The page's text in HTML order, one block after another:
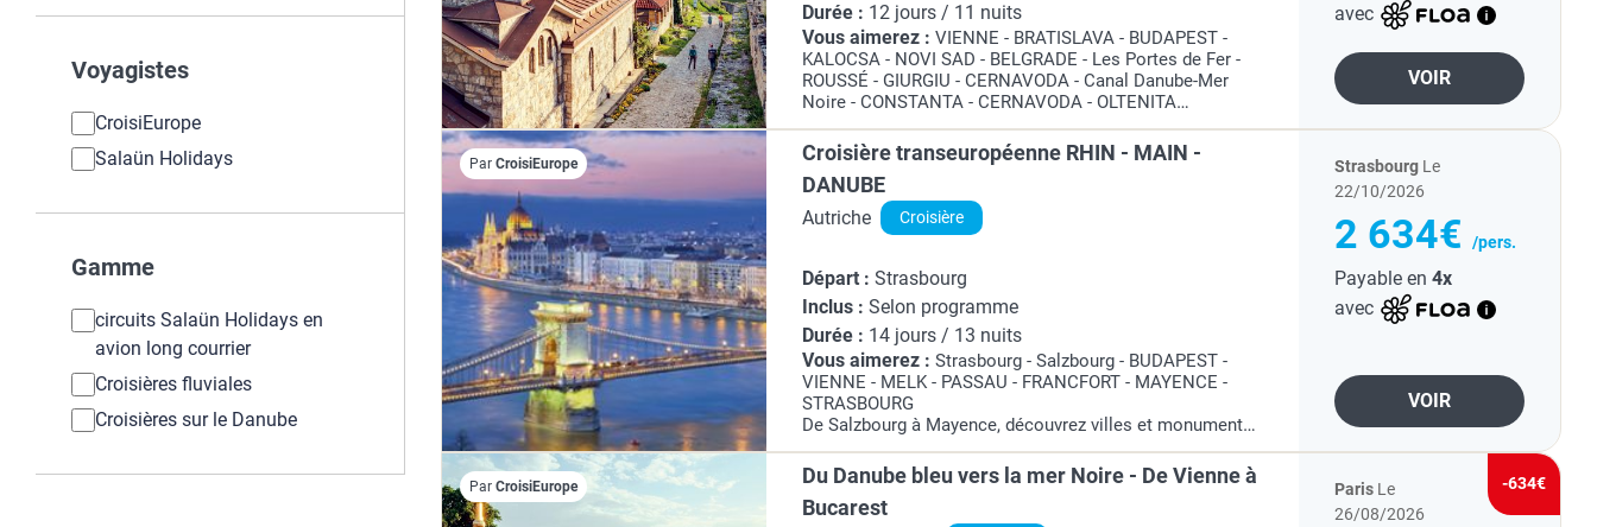
Voyagistes
CroisiEurope
Salaün Holidays
Gamme
circuits Salaün Holidays en
avion long courrier
Croisières fluviales
Croisières sur le Danube
Durée : 12 jours / 11 nuits
Vous aimerez : VIENNE - BRATISLAVA - BUDAPEST -
KALOCSA - NOVI SAD - BELGRADE - Les Portes de Fer -
ROUSSÉ - GIURGIU - CERNAVODA - Canal Danube-Mer
Noire - CONSTANTA - CERNAVODA - OLTENITA
Admirez le spectacle inouï que vous offre le majestueux
fleuve bleu, traversant 8 pays et arrosant 4...
avec
VOIR
Par CroisiEurope
Croisière transeuropéenne RHIN - MAIN -
DANUBE
Autriche Croisière
Départ : Strasbourg
Inclus : Selon programme
Durée : 14 jours / 13 nuits
Vous aimerez : Strasbourg - Salzbourg - BUDAPEST -
VIENNE - MELK - PASSAU - FRANCFORT - MAYENCE -
STRASBOURG
De Salzbourg à Mayence, découvrez villes et monuments
historiques le temps d'une croisière magique sur le Rhin.
La ville de Salzbourg séduit par son charme romantique,
entre ruelles...
Strasbourg Le
22/10/2026
2 634€ /pers.
Payable en 4x
avec
VOIR
Par CroisiEurope
Du Danube bleu vers la mer Noire - De Vienne à
Bucarest
Paris Le
26/08/2026
-634€